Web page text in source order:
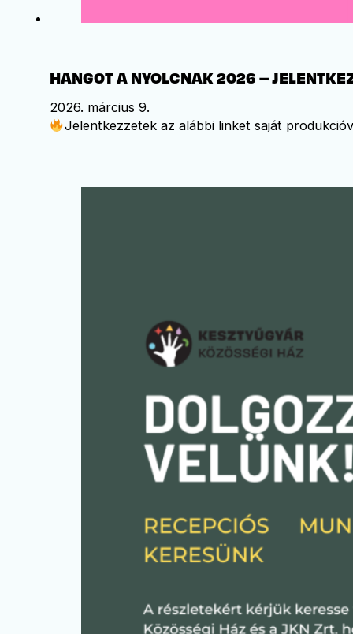
HANGOT A NYOLCNAK 2026 –
2026. március 9.
Jelentkezzetek az alábbi linket saját